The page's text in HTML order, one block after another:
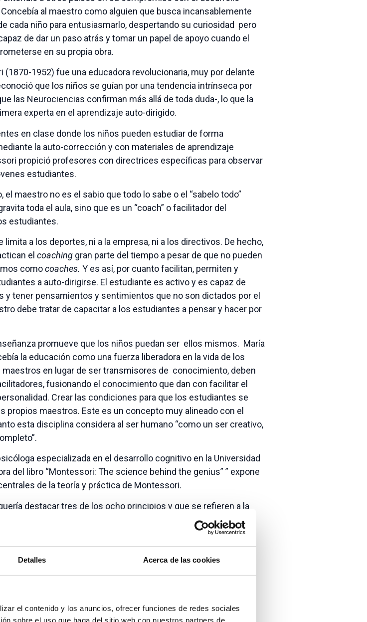
Detalles Acerca de las cookies
el contenido y los anuncios, ofrecer funciones de redes sociales
sobre el uso que haga del sitio web con nuestros partners de
al maestro como alguien que busca incansablemente
cada niño para entusiasmarlo, despertando su curiosidad pero
de dar un paso atrás y tomar un papel de apoyo cuando el
en su propia obra.
(1870-1952) fue una educadora revolucionaria, muy por delante
que los niños se guían por una tendencia intrínseca por
las Neurociencias confirman más allá de toda duda-, lo que la
experta en el aprendizaje auto-dirigido.
en clase donde los niños pueden estudiar de forma
la auto-corrección y con materiales de aprendizaje
propició profesores con directrices específicas para observar
estudiantes.
el maestro no es el sabio que todo lo sabe o el “sabelo todo”
toda el aula, sino que es un “coach” o facilitador del
estudiantes.
limita a los deportes, ni a la empresa, ni a los directivos. De hecho,
elcoaching gran parte del tiempo a pesar de que no pueden
comocoaches. Y es así, por cuanto facilitan, permiten y
a auto-dirigirse. El estudiante es activo y es capaz de
y tener pensamientos y sentimientos que no son dictados por el
debe tratar de capacitar a los estudiantes a pensar y hacer por
promueve que los niños puedan ser ellos mismos. María
la educación como una fuerza liberadora en la vida de los
maestros en lugar de ser transmisores de conocimiento, deben
fusionando el conocimiento que dan con facilitar el
Crear las condiciones para que los estudiantes se
propios maestros. Este es un concepto muy alineado con el
esta disciplina considera al ser humano “como un ser creativo,
especializada en el desarrollo cognitivo en la Universidad
del libro “Montessori: The science behind the genius” ” expone
de la teoría y práctica de Montessori.
destacar tres de los ocho principios y que se refieren a la
mejora el aprendizajeen un contexto donde los intereses
extrínsecas tienen un impacto negativo en la motivación y el